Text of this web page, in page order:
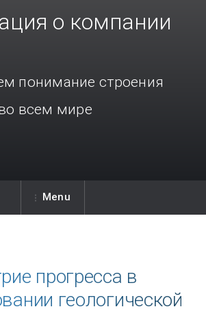
о компании
понимание строения
всем мире
Menu
прогресса в
геологической